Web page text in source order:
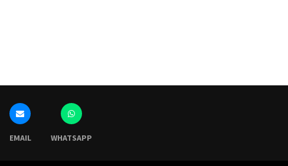
EMAIL WHATSAPP